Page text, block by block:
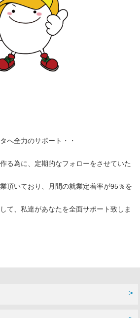
へ全力のサポート・・
る為に、定期的なフォローをさせていた
頂いており、月間の就業定着率が95％を
て、私達があなたを全面サポート致しま